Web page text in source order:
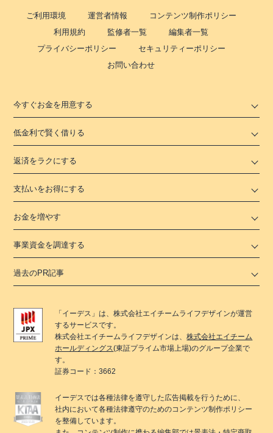
ご利用環境 運営者情報
コンテンツ制作ポリシー
利用規約
監修者一覧
編集者一覧
プライバシーポリシー
セキュリティーポリシー
お問い合わせ
今すぐお金を用意する
低金利で賢く借りる
返済をラクにする
支払いをお得にする
お金を増やす
事業資金を調達する
過去のPR記事
「 イーデス 」は、株式会社エイチームライフデザインが運営
するサービスです。
株式会社エイチームライフデザインは、株式会社エイチーム
ホールディングス(東証プライム市場上場)のグループ企業で
す。
証券コード：3662
イーデスでは各種法律を遵守した広告掲載を行うために、
社内において各種法律遵守のためのコンテンツ制作ポリシー
を整備しています。